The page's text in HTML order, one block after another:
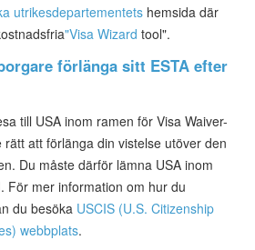
utrikesdepartementets hemsida där
"Visa Wizard tool".
förlänga sitt ESTA efter
till USA inom ramen för Visa Waiver-
att förlänga din vistelse utöver den
Du måste därför lämna USA inom
För mer information om hur du
du besöka USCIS (U.S. Citizenship
webbplats.